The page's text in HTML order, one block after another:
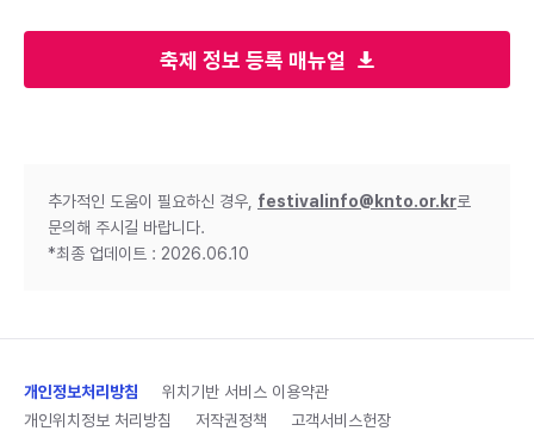
축제 정보 등록 매뉴얼
추가적인 도움이 필요하신 경우, festivalinfo@knto.or.kr로
문의해 주시길 바랍니다.
*최종 업데이트 : 2026.06.10
개인정보처리방침
위치기반 서비스 이용약관
개인위치정보 처리방침
저작권정책 고객서비스헌장